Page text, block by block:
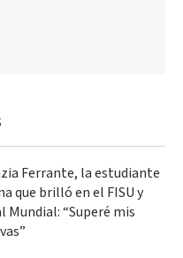
Ferrante, la estudiante
que brilló en el FISU y
Mundial: “Superé mis